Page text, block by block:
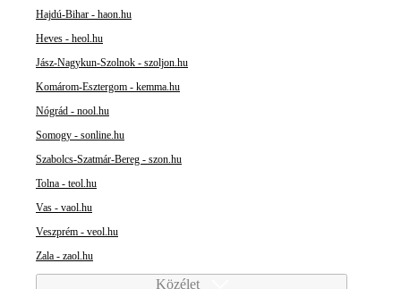
Hajdú-Bihar - haon.hu
Heves - heol.hu
Jász-Nagykun-Szolnok - szoljon.hu
Komárom-Esztergom - kemma.hu
Nógrád - nool.hu
Somogy - sonline.hu
Szabolcs-Szatmár-Bereg - szon.hu
Tolna - teol.hu
Vas - vaol.hu
Veszprém - veol.hu
Zala - zaol.hu
Közélet